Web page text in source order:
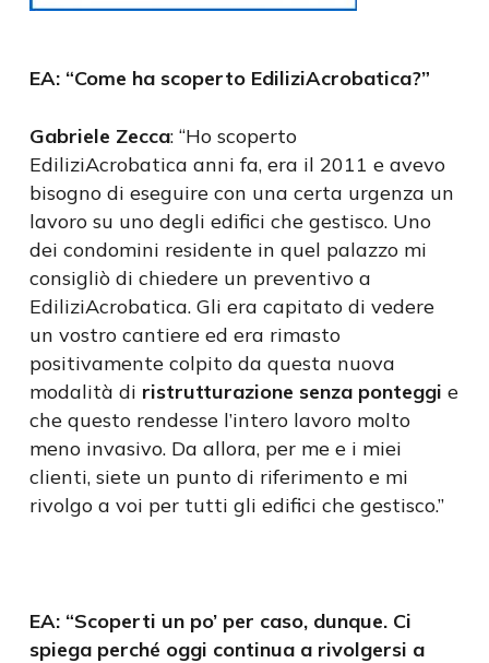
EA: “Come ha scoperto EdiliziAcrobatica?”
Gabriele Zecca: “Ho scoperto
EdiliziAcrobatica anni fa, era il 2011 e avevo
bisogno di eseguire con una certa urgenza un
lavoro su uno degli edifici che gestisco. Uno
dei condomini residente in quel palazzo mi
consigliò di chiedere un preventivo a
EdiliziAcrobatica. Gli era capitato di vedere
un vostro cantiere ed era rimasto
positivamente colpito da questa nuova
modalità di ristrutturazione senza ponteggi e
che questo rendesse l’intero lavoro molto
meno invasivo. Da allora, per me e i miei
clienti, siete un punto di riferimento e mi
rivolgo a voi per tutti gli edifici che gestisco.”
EA: “Scoperti un po’ per caso, dunque. Ci
spiega perché oggi continua a rivolgersi a